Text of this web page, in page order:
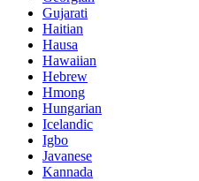
Gujarati
Haitian
Hausa
Hawaiian
Hebrew
Hmong
Hungarian
Icelandic
Igbo
Javanese
Kannada